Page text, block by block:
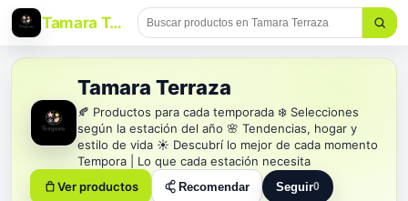
Tamara Terraza
Tamara Terraza
🍂 Productos para cada temporada ❄️ Selecciones
según la estación del año 🌸 Tendencias, hogar y
estilo de vida ☀️ Descubrí lo mejor de cada momento
Tempora | Lo que cada estación necesita
Ver productos
Recomendar Seguir0
Seguir a Tamara